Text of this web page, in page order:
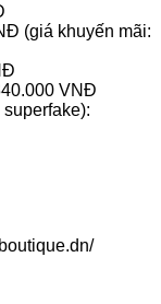
(giá khuyến mãi:
VNĐ